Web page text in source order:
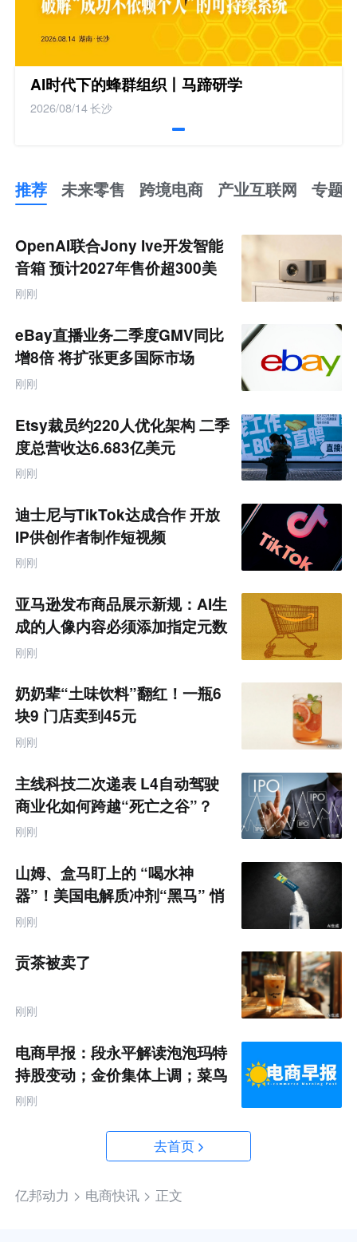
AI时代下的蜂群组织丨马蹄研学
2026/08/14长沙
推荐 未来零售 跨境电商 产业互联网 专题
来
零
售
跨
境
产
业
互
联
网
OpenAI联合Jony Ive开发智能
音箱 预计2027年售价超300美
元
刚刚
eBay直播业务二季度GMV同比
增8倍 将扩张更多国际市场
刚刚
Etsy裁员约220人优化架构 二季
度总营收达6.683亿美元
刚刚
迪士尼与TikTok达成合作 开放
IP供创作者制作短视频
刚刚
亚马逊发布商品展示新规：AI生
成的人像内容必须添加指定元数
据
刚刚
奶奶辈“土味饮料”翻红！一瓶6
块9 门店卖到45元
刚刚
主线科技二次递表 L4自动驾驶
商业化如何跨越“死亡之谷”？
刚刚
山姆、盒马盯上的 “喝水神
器”！美国电解质冲剂“黑马” 悄
悄卖了68亿
刚刚
贡茶被卖了
刚刚
电商早报：段永平解读泡泡玛特
持股变动；金价集体上调；菜鸟
推出全球三日达跨境物流
刚刚
去首页
亿邦动力 > 电商快讯 > 正文